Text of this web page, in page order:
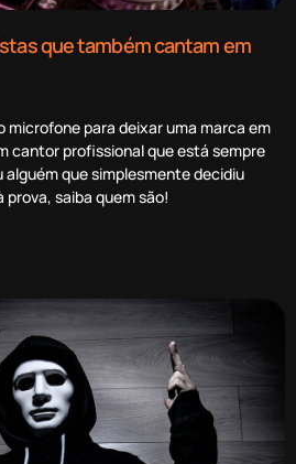
que também cantam em
para deixar uma marca em
cantor profissional que está sempre
que simplesmente decidiu
saiba quem são!